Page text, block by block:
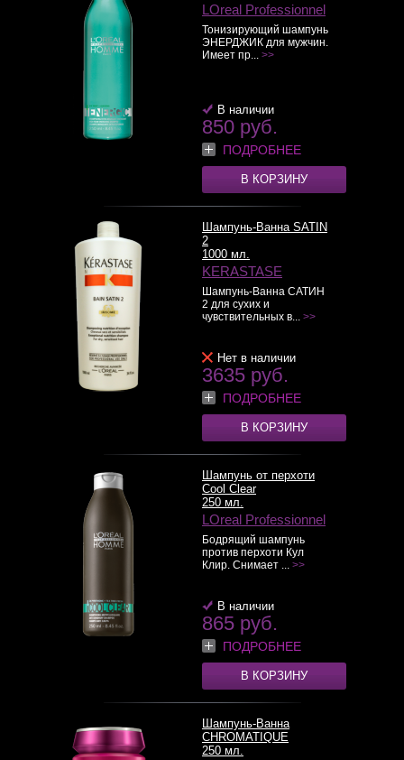
LOreal Professionnel
Тонизирующий шампунь
ЭНЕРДЖИК для мужчин.
Имеет пр... >>
В наличии
850 руб.
ПОДРОБНЕЕ
В КОРЗИНУ
Шампунь-Ванна SATIN
2
1000 мл.
KERASTASE
Шампунь-Ванна САТИН
2 для сухих и
чувствительных в... >>
Нет в наличии
3635 руб.
ПОДРОБНЕЕ
В КОРЗИНУ
Шампунь от перхоти
Cool Clear
250 мл.
LOreal Professionnel
Бодрящий шампунь
против перхоти Кул
Клир. Снимает ... >>
В наличии
865 руб.
ПОДРОБНЕЕ
В КОРЗИНУ
Шампунь-Ванна
CHROMATIQUE
250 мл.